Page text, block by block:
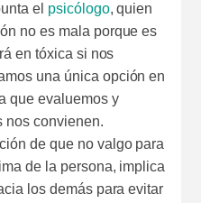
el psicólogo, quien
no es mala porque es
en tóxica si nos
una única opción en
que evaluemos y
nos convienen.
de que no valgo para
de la persona, implica
los demás para evitar